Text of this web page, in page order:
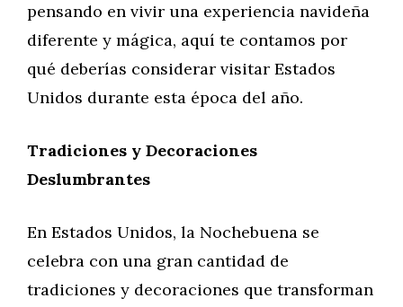
pensando en vivir una experiencia navideña
diferente y mágica, aquí te contamos por
qué deberías considerar visitar Estados
Unidos durante esta época del año.
Tradiciones y Decoraciones
Deslumbrantes
En Estados Unidos, la Nochebuena se
celebra con una gran cantidad de
tradiciones y decoraciones que transforman